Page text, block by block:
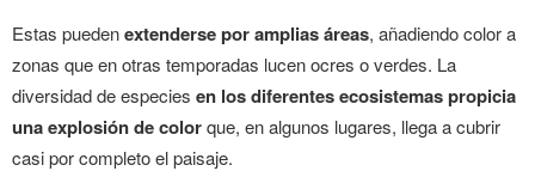
Estas puedenextenderse por amplias áreas, añadiendo color a
zonas que en otras temporadas lucen ocres o verdes. La
diversidad de especies en los diferentes ecosistemas propicia
una explosión de colorque, en algunos lugares, llega a cubrir
casi por completo el paisaje.